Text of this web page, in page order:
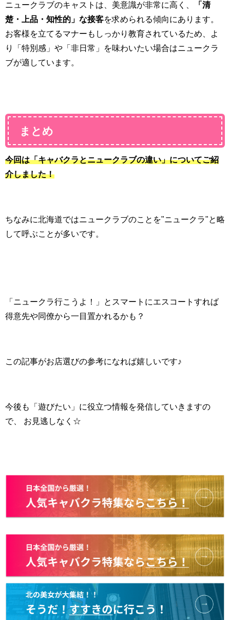
ニュークラブのキャストは、美意識が非常に高く、
「清
楚・上品・知性的」な接客を求められる傾向にあります。
お客様を立てるマナーもしっかり教育されているため、よ
り「特別感」や「非日常」を味わいたい場合はニュークラ
ブが適しています。
まとめ
今回は「キャバクラとニュークラブの違い」についてご紹
介しました！
ちなみに北海道ではニュークラブのことを"ニュークラ"と略
して呼ぶことが多いです。
「ニュークラ行こうよ！」とスマートにエスコートすれば
得意先や同僚から一目置かれるかも？
この記事がお店選びの参考になれば嬉しいです♪
今後も「遊びたい」に役立つ情報を発信していきますの
で、 お見逃しなく☆